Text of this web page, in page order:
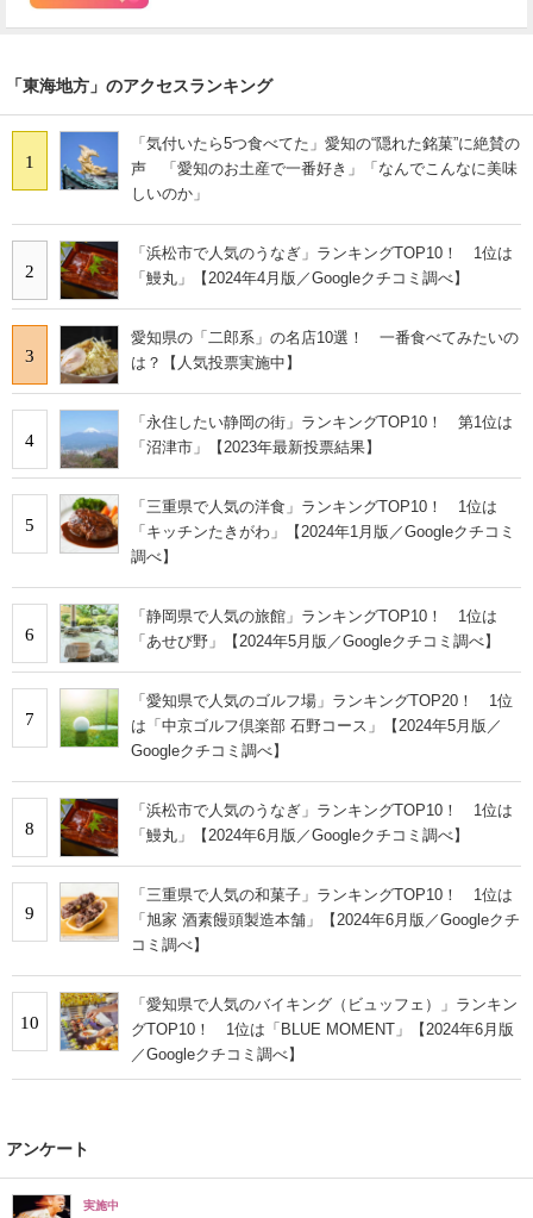
「東海地方」のアクセスランキング
1
「気付いたら5つ食べてた」愛知の“隠れた銘菓”に絶賛の
声 「愛知のお土産で一番好き」「なんでこんなに美味
しいのか」
2
「浜松市で人気のうなぎ」ランキングTOP10！ 1位は
「鰻丸」【2024年4月版／Googleクチコミ調べ】
3
愛知県の「二郎系」の名店10選！ 一番食べてみたいの
は？【人気投票実施中】
4
「永住したい静岡の街」ランキングTOP10！ 第1位は
「沼津市」【2023年最新投票結果】
5
「三重県で人気の洋食」ランキングTOP10！ 1位は
「キッチンたきがわ」【2024年1月版／Googleクチコミ
調べ】
6
「静岡県で人気の旅館」ランキングTOP10！ 1位は
「あせび野」【2024年5月版／Googleクチコミ調べ】
7
「愛知県で人気のゴルフ場」ランキングTOP20！ 1位
は「中京ゴルフ倶楽部 石野コース」【2024年5月版／
Googleクチコミ調べ】
8
「浜松市で人気のうなぎ」ランキングTOP10！ 1位は
「鰻丸」【2024年6月版／Googleクチコミ調べ】
9
「三重県で人気の和菓子」ランキングTOP10！ 1位は
「旭家 酒素饅頭製造本舗」【2024年6月版／Googleクチ
コミ調べ】
10
「愛知県で人気のバイキング（ビュッフェ）」ランキン
グTOP10！ 1位は「BLUE MOMENT」【2024年6月版
／Googleクチコミ調べ】
アンケート
実施中